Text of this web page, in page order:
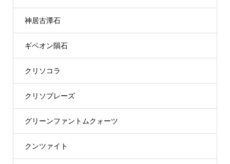
神居古潭石
ギベオン隕石
クリソコラ
クリソプレーズ
グリーンファントムクォーツ
クンツァイト